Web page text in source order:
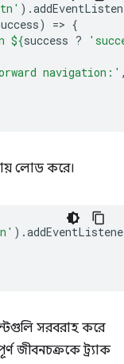
).
) => {
${success ?
navigation:'
লোড করে।
).
সরবরাহ করে
জীবনচক্রকে ট্র্যাক